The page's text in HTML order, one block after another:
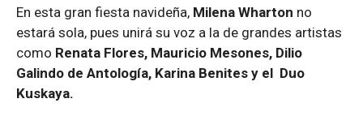
En esta gran fiesta navideña, Milena Wharton no
estará sola, pues unirá su voz a la de grandes artistas
como Renata Flores, Mauricio Mesones, Dilio
Galindo de Antología, Karina Benites y el Duo
Kuskaya.